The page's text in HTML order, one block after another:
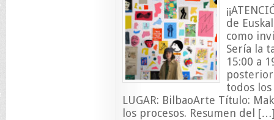
de
como
Sería la
15:00 a
todos los
LUGAR: BilbaoArte Título:
los procesos. Resumen del